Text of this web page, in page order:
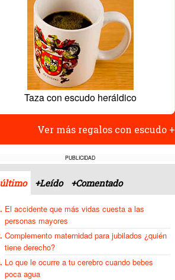
Taza con escudo heráldico
Ver más regalos con escudo +
PUBLICIDAD
+Leído +Comentado
El accidente que más vidas cuesta a las
personas mayores
Complemento maternidad para jubilados ¿quién
tiene derecho?
Lo que le ocurre a tu cerebro cuando bebes
poca agua